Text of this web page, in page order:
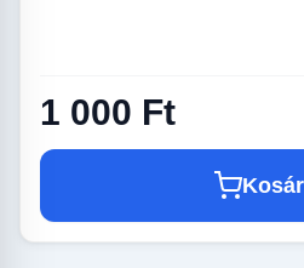
1 000 Ft